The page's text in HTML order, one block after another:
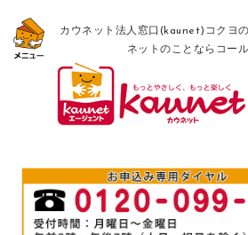
カウネット法人窓口(kaunet)コクヨ
ネットのことならコー